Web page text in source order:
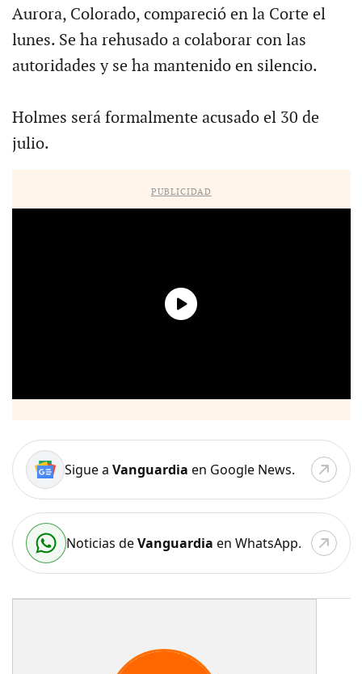
Aurora, Colorado, compareció en la Corte el
lunes. Se ha rehusado a colaborar con las
autoridades y se ha mantenido en silencio.
Holmes será formalmente acusado el 30 de
julio.
PUBLICIDAD
Sigue a Vanguardia en Google News.
Noticias deVanguardia en WhatsApp.